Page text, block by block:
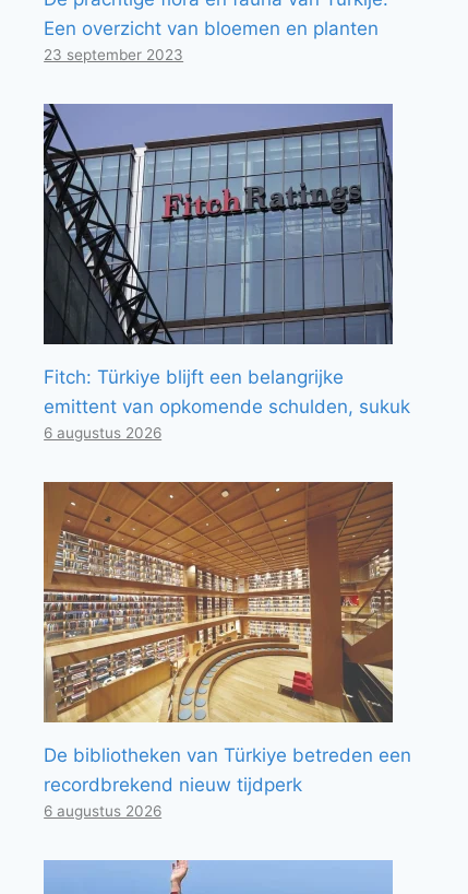
Een overzicht van bloemen en planten
23 september 2023
Fitch: Türkiye blijft een belangrijke
emittent van opkomende schulden, sukuk
6 augustus 2026
De bibliotheken van Türkiye betreden een
recordbrekend nieuw tijdperk
6 augustus 2026